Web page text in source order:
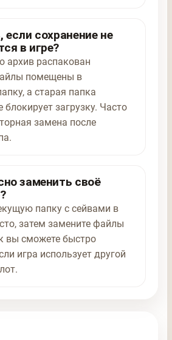
если сохранение не
в игре?
архив распакован
помещены в
а старая папка
блокирует загрузку. Часто
замена после
заменить своё
папку с сейвами в
затем замените файлы
вы сможете быстро
игра использует другой